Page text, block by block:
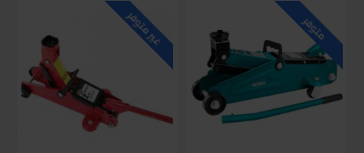
متوفر غير متوفر